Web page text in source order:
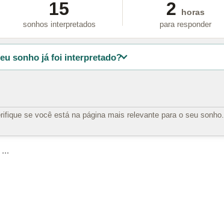
15
sonhos interpretados
2
horas
para responder
sonho já foi interpretado?
se você está na página mais relevante para o seu sonho.